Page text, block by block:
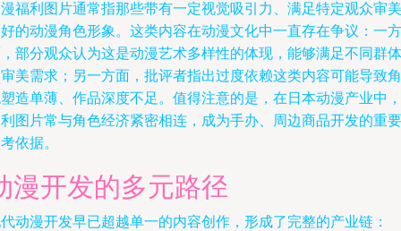
福利图片通常指那些带有一定视觉吸引力、满足特定观众审美
的动漫角色形象。这类内容在动漫文化中一直存在争议：一方
部分观众认为这是动漫艺术多样性的体现，能够满足不同群体
美需求；另一方面，批评者指出过度依赖这类内容可能导致角
造单薄、作品深度不足。值得注意的是，在日本动漫产业中，
图片常与角色经济紧密相连，成为手办、周边商品开发的重要
依据。
漫开发的多元路径
动漫开发早已超越单一的内容创作，形成了完整的产业链：